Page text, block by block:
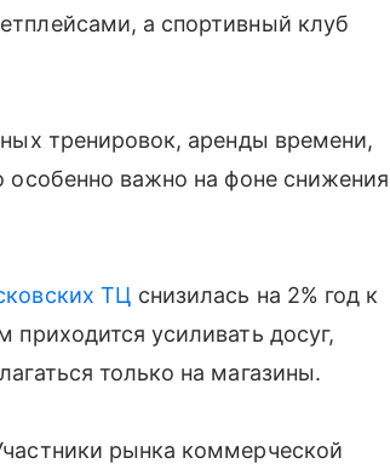
а спортивный клуб
тренировок, аренды времени,
важно на фоне снижения
ТЦ снизилась на 2% год к
усиливать досуг,
только на магазины.
рынка коммерческой